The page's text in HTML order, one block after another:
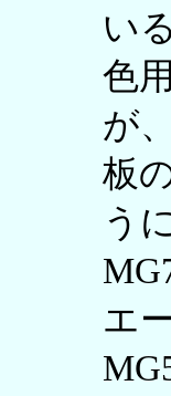
い
色
が
板
う
エ